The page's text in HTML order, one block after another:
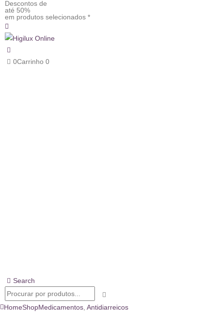
Descontos de
até 50%
em produtos selecionados *
0Carrinho 0
Search
HomeShopMedicamentos Antidiarreicos